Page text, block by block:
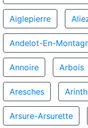
Aiglepierre
Andelot-En-
Annoire Arbois
Aresches
Arsure-Arsurette